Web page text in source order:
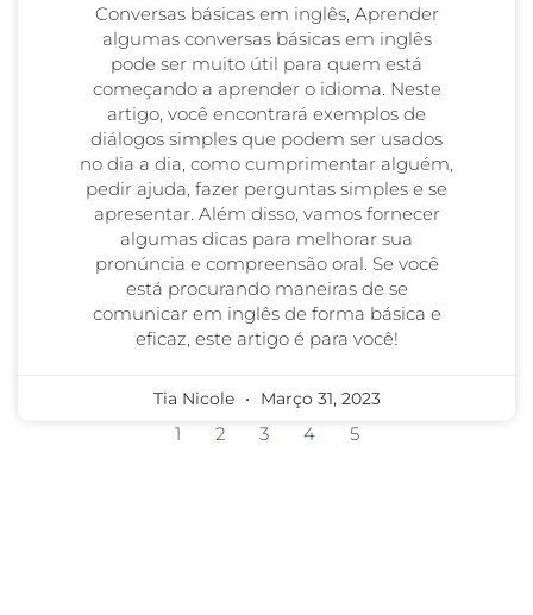
Conversas básicas em inglês, Aprender
algumas conversas básicas em inglês
pode ser muito útil para quem está
começando a aprender o idioma. Neste
artigo, você encontrará exemplos de
diálogos simples que podem ser usados
no dia a dia, como cumprimentar alguém,
pedir ajuda, fazer perguntas simples e se
apresentar. Além disso, vamos fornecer
algumas dicas para melhorar sua
pronúncia e compreensão oral. Se você
está procurando maneiras de se
comunicar em inglês de forma básica e
eficaz, este artigo é para você!
Tia Nicole Março 31, 2023
1 2 3 4 5